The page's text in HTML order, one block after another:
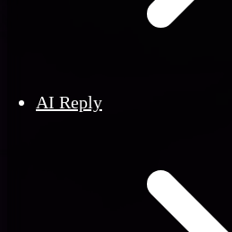
AI Reply